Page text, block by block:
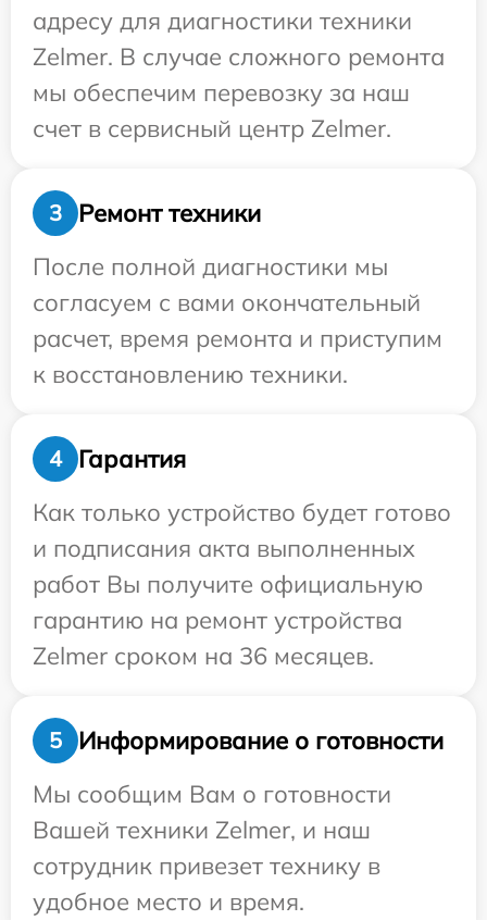
адресу для диагностики техники
Zelmer. В случае сложного ремонта
мы обеспечим перевозку за наш
счет в сервисный центр Zelmer.
3
Ремонт техники
После полной диагностики мы
согласуем с вами окончательный
расчет, время ремонта и приступим
к восстановлению техники.
4
Гарантия
Как только устройство будет готово
и подписания акта выполненных
работ Вы получите официальную
гарантию на ремонт устройства
Zelmer сроком на 36 месяцев.
5
Информирование о готовности
Мы сообщим Вам о готовности
Вашей техники Zelmer, и наш
сотрудник привезет технику в
удобное место и время.